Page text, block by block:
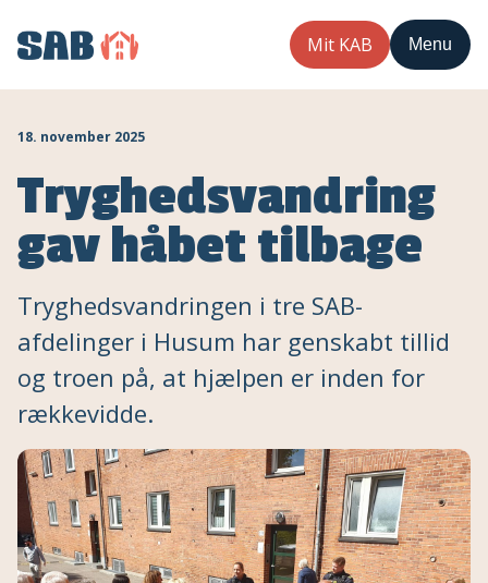
Mit KAB Menu
18. november 2025
Tryghedsvandring
gav håbet tilbage
Tryghedsvandringen i tre SAB-
afdelinger i Husum har genskabt tillid
og troen på, at hjælpen er inden for
rækkevidde.